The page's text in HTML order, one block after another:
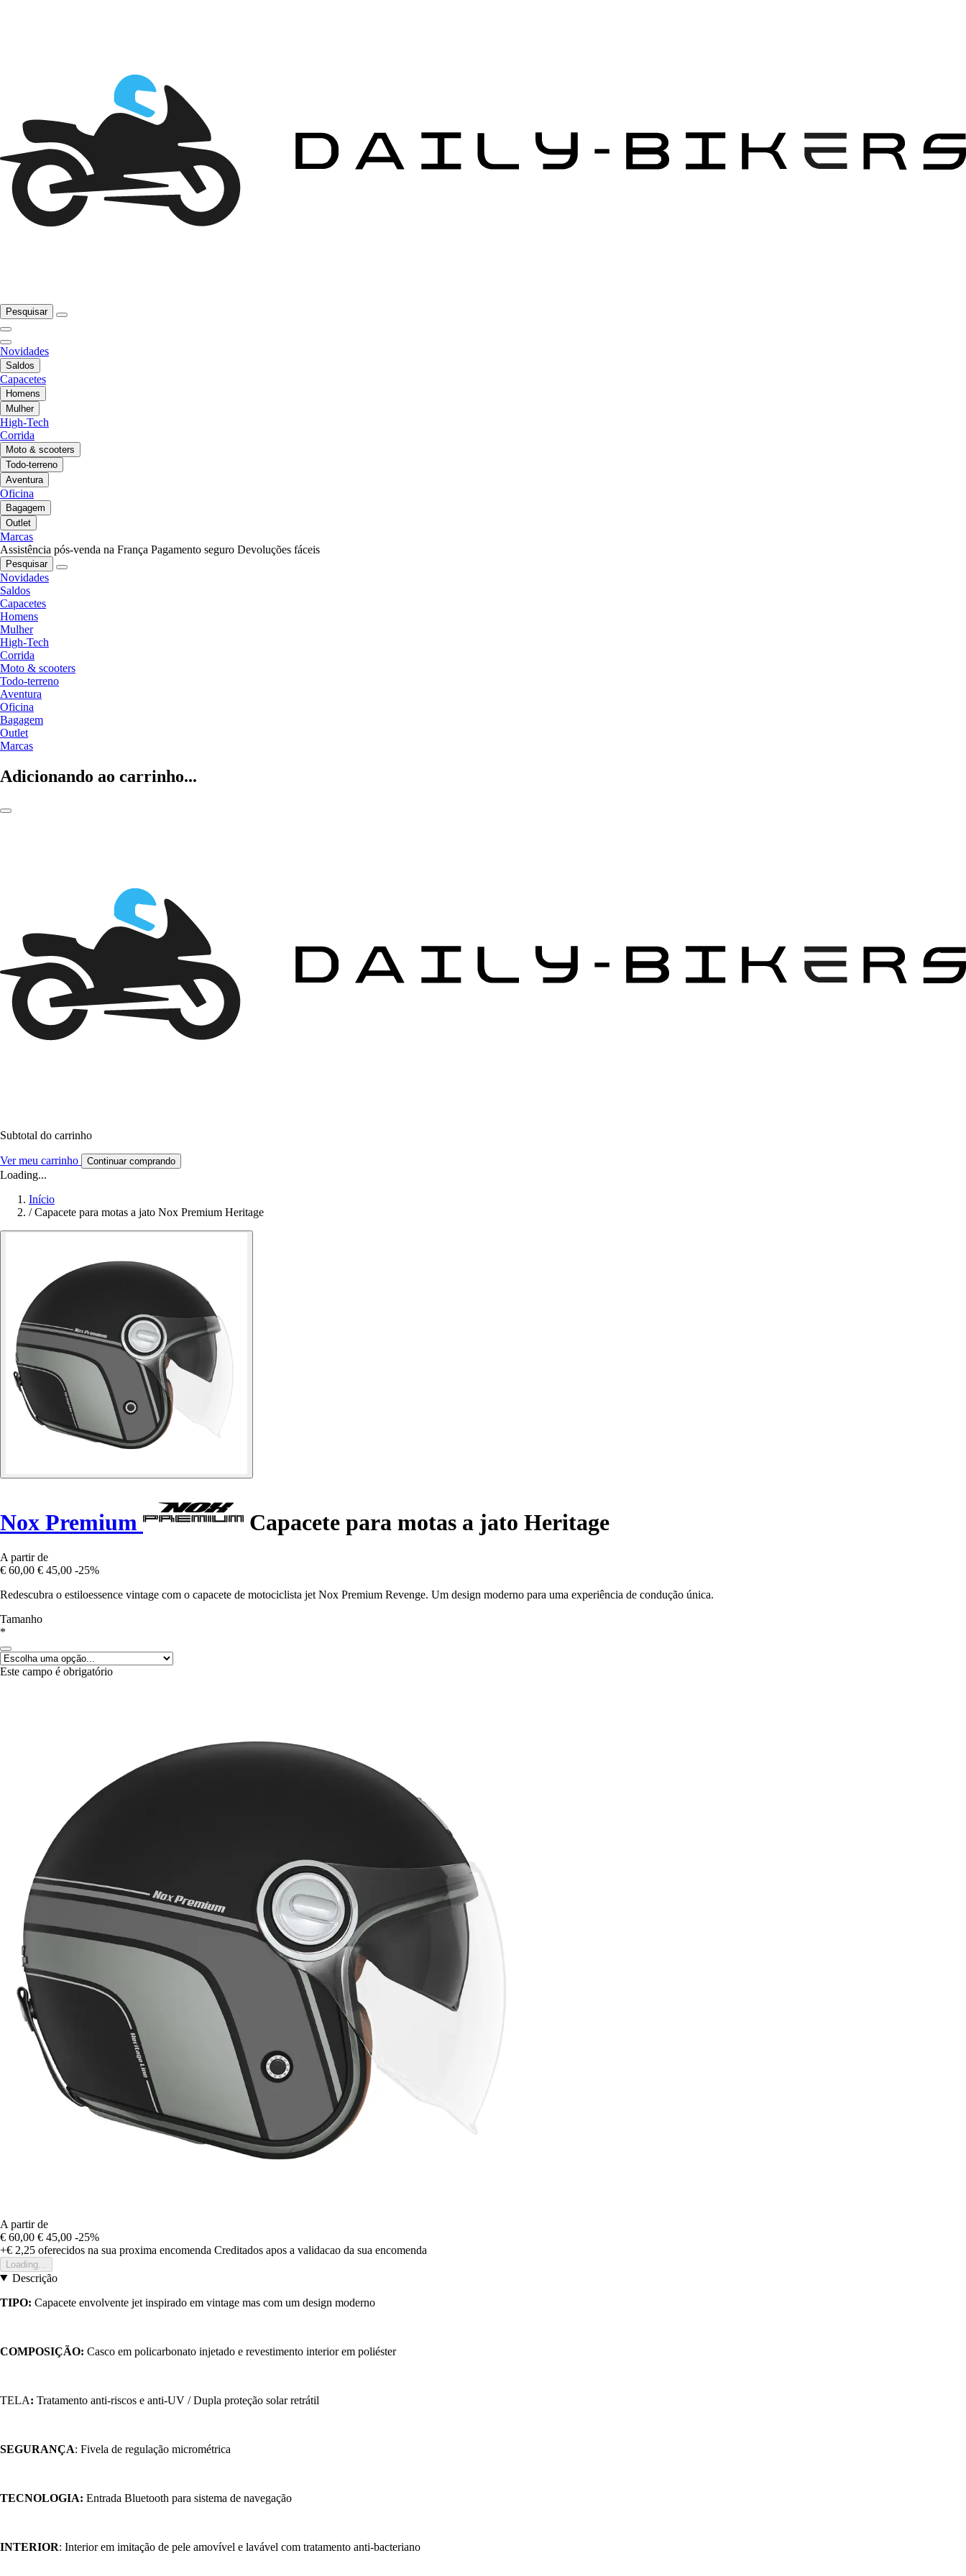
Pesquisar
Novidades
Saldos
Capacetes
Homens
Mulher
High-Tech
Corrida
Moto & scooters
Todo-terreno
Aventura
Oficina
Bagagem
Outlet
Marcas
Assistência pós-venda na França Pagamento seguro Devoluções fáceis
Pesquisar
Novidades
Saldos
Capacetes
Homens
Mulher
High-Tech
Corrida
Moto & scooters
Todo-terreno
Aventura
Oficina
Bagagem
Outlet
Marcas
Adicionando ao carrinho...
Subtotal do carrinho
Ver meu carrinho Continuar comprando
Loading...
Início
/ Capacete para motas a jato Nox Premium Heritage
Nox Premium Capacete para motas a jato Heritage
A partir de
€ 60,00 € 45,00 -25%
Redescubra o estiloessence vintage com o capacete de motociclista jet Nox Premium Revenge. Um design moderno para uma experiência de condução única.
Tamanho
*
Este campo é obrigatório
A partir de
€ 60,00 € 45,00 -25%
+€ 2,25 oferecidos na sua proxima encomenda Creditados apos a validacao da sua encomenda
Loading...
Descrição
TIPO: Capacete envolvente jet inspirado em vintage mas com um design moderno
COMPOSIÇÃO: Casco em policarbonato injetado e revestimento interior em poliéster
TELA: Tratamento anti-riscos e anti-UV / Dupla proteção solar retrátil
SEGURANÇA: Fivela de regulação micrométrica
TECNOLOGIA: Entrada Bluetooth para sistema de navegação
INTERIOR: Interior em imitação de pele amovível e lavável com tratamento anti-bacteriano